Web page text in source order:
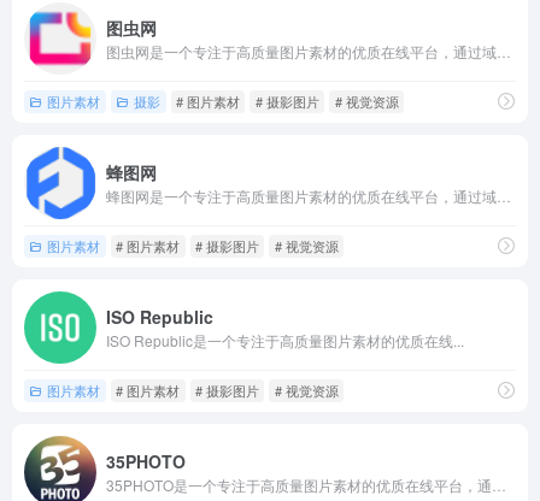
图虫网
图片素材 摄影 # 图片素材 # 摄影图片 # 视觉资源
蜂图网
图片素材 # 图片素材 # 摄影图片 # 视觉资源
ISO Republic
ISO Republic是一个专注于高质量图片素材的优质在线...
图片素材 # 图片素材 # 摄影图片 # 视觉资源
35PHOTO